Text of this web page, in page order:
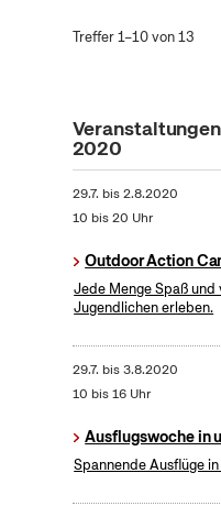
Treffer 1–10 von 13
2020
29.7. bis2.8.2020
10 bis 20 Uhr
Outdoor Action
Jede Menge Spaß
Jugendlichen erleben.
29.7. bis3.8.2020
10 bis 16 Uhr
Ausflugswoche in
Spannende Ausflüge